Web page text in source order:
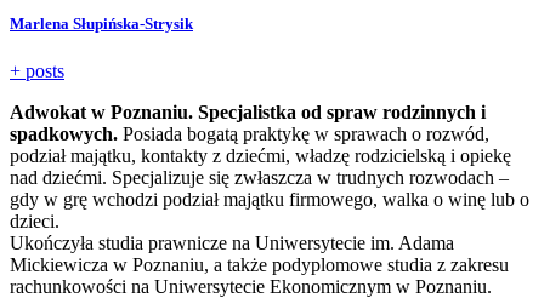
Marlena Słupińska-Strysik
+ posts
Adwokat w Poznaniu. Specjalistka od spraw rodzinnych i
spadkowych. Posiada bogatą praktykę w sprawach o rozwód,
podział majątku, kontakty z dziećmi, władzę rodzicielską i opiekę
nad dziećmi. Specjalizuje się zwłaszcza w trudnych rozwodach –
gdy w grę wchodzi podział majątku firmowego, walka o winę lub o
dzieci.
Ukończyła studia prawnicze na Uniwersytecie im. Adama
Mickiewicza w Poznaniu, a także podyplomowe studia z zakresu
rachunkowości na Uniwersytecie Ekonomicznym w Poznaniu.